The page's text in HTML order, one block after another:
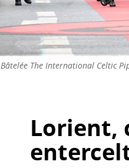
Bâtelée The International Celtic
Lorient,